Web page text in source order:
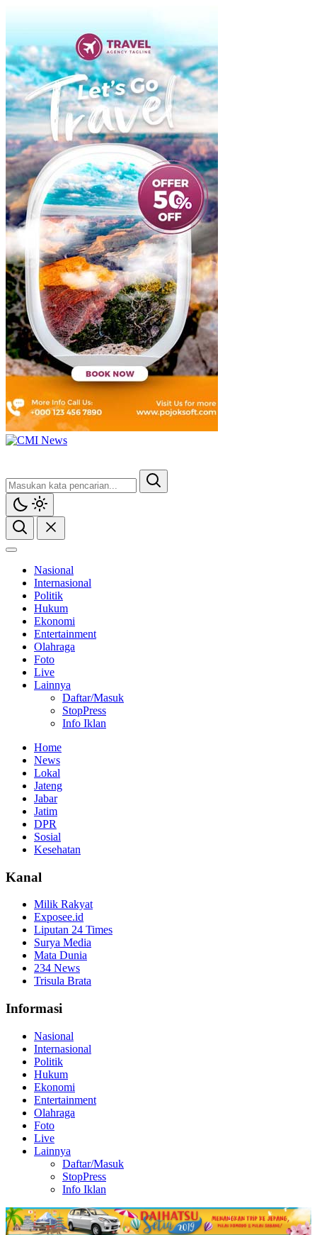
Nasional
Internasional
Politik
Hukum
Ekonomi
Entertainment
Olahraga
Foto
Live
Lainnya
Daftar/Masuk
StopPress
Info Iklan
Home
News
Lokal
Jateng
Jabar
Jatim
DPR
Sosial
Kesehatan
Kanal
Milik Rakyat
Exposee.id
Liputan 24 Times
Surya Media
Mata Dunia
234 News
Trisula Brata
Informasi
Nasional
Internasional
Politik
Hukum
Ekonomi
Entertainment
Olahraga
Foto
Live
Lainnya
Daftar/Masuk
StopPress
Info Iklan